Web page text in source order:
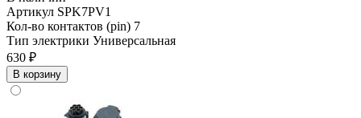
Артикул SPK7PV1
Кол-во контактов (pin) 7
Тип электрики Универсальная
630 ₽
В корзину